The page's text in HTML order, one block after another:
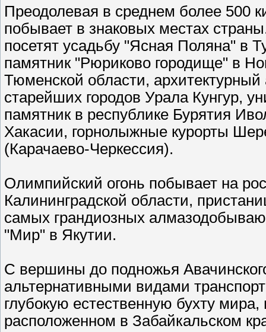
Преодолевая в среднем более 500
побывает в знаковых местах
посетят усадьбу "Ясная Поляна" в
памятник "Рюриково городище" в
Тюменской области,
старейших городов Урала Кунгур,
памятник в республике Бурятия
Хакасии, горнолыжные курорты
(Карачаево-Черкессия).
Олимпийский огонь побывает на
Калининградской области,
самых грандиозных
"Мир" в Якутии.
С вершины до подножья
альтернативными видами
глубокую естественную бухту
расположенном в Забайкальском